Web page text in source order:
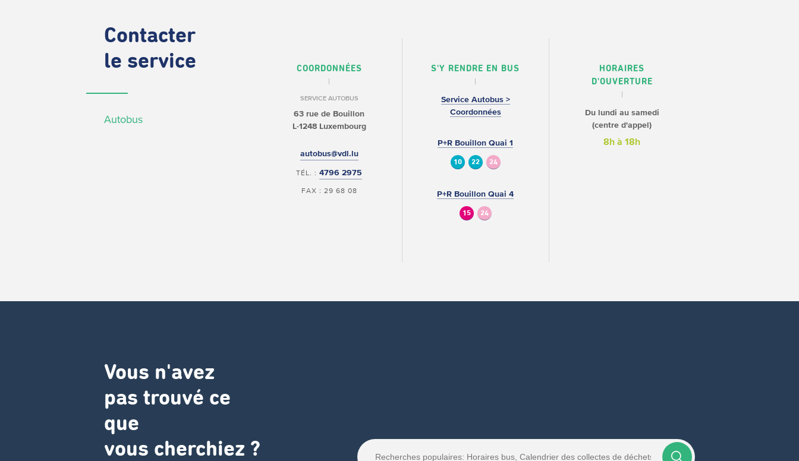
Contacter
le service
Autobus
COORDONNÉES
SERVICE AUTOBUS
63 rue de Bouillon
L-1248 Luxembourg
autobus@vdl.lu
TÉL. :4796 2975
FAX : 29 68 08
S'Y RENDRE EN BUS
Service Autobus >
Coordonnées
P+R Bouillon Quai 1
10 22 24
P+R Bouillon Quai 4
15 24
HORAIRES
D'OUVERTURE
Du lundi au samedi
(centre d'appel)
8h à 18h
Vous n'avez
pas trouvé ce
que
vous cherchiez ?